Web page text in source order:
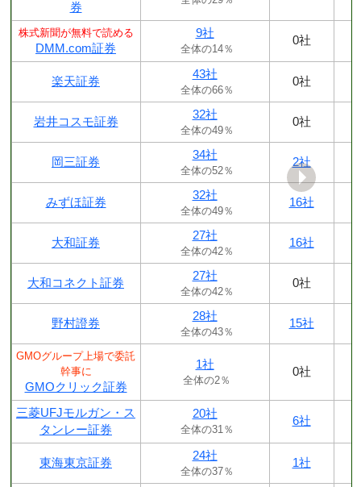
券
株式新聞が無料で読める
DMM.com証券
9社
全体の14％
0社
楽天証券
43社
全体の66％
0社
岩井コスモ証券
32社
全体の49％
0社
岡三証券
34社
全体の52％
2社
みずほ証券
32社
全体の49％
16社
大和証券
27社
全体の42％
16社
大和コネクト証券
27社
全体の42％
0社
野村證券
28社
全体の43％
15社
GMOグループ上場で委託
幹事に
GMOクリック証券
1社
全体の2％
0社
三菱UFJモルガン・ス
タンレー証券
20社
全体の31％
6社
東海東京証券
24社
全体の37％
1社